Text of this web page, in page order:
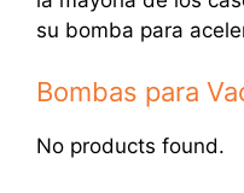
su bomba para
Bombas para
No products found.